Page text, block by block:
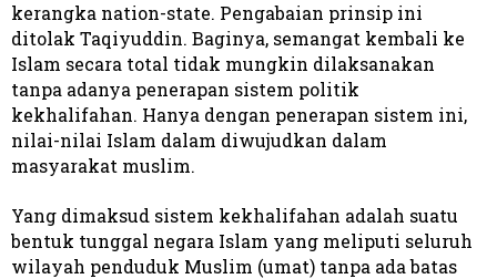
kerangka nation-state. Pengabaian prinsip ini
ditolak Taqiyuddin. Baginya, semangat kembali ke
Islam secara total tidak mungkin dilaksanakan
tanpa adanya penerapan sistem politik
kekhalifahan. Hanya dengan penerapan sistem ini,
nilai-nilai Islam dalam diwujudkan dalam
masyarakat muslim.
Yang dimaksud sistem kekhalifahan adalah suatu
bentuk tunggal negara Islam yang meliputi seluruh
wilayah penduduk Muslim (umat) tanpa ada batas